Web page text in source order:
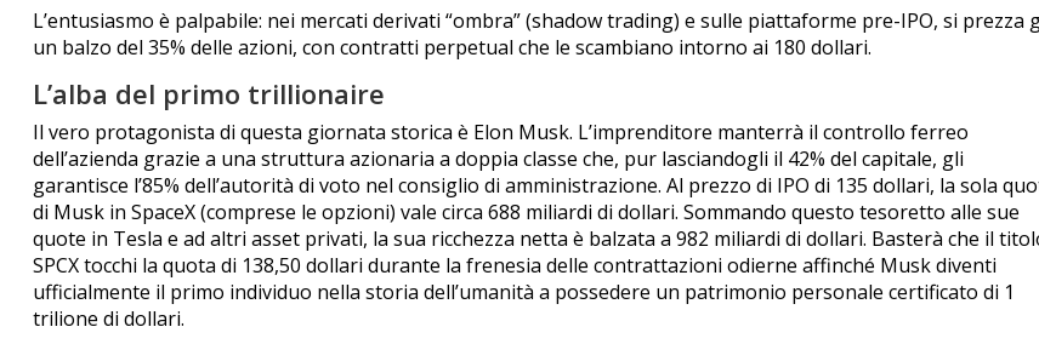
L’entusiasmo è palpabile: nei mercati derivati “ombra” (shadow trading) e sulle piattaforme pre-IPO, si prezza
un balzo del 35% delle azioni, con contratti perpetual che le scambiano intorno ai 180 dollari.
L’alba del primo trillionaire
Il vero protagonista di questa giornata storica è Elon Musk. L’imprenditore manterrà il controllo ferreo
dell’azienda grazie a una struttura azionaria a doppia classe che, pur lasciandogli il 42% del capitale, gli
garantisce l’85% dell’autorità di voto nel consiglio di amministrazione. Al prezzo di IPO di 135 dollari, la sola
di Musk in SpaceX (comprese le opzioni) vale circa 688 miliardi di dollari. Sommando questo tesoretto alle sue
quote in Tesla e ad altri asset privati, la sua ricchezza netta è balzata a 982 miliardi di dollari. Basterà che il
SPCX tocchi la quota di 138,50 dollari durante la frenesia delle contrattazioni odierne affinché Musk diventi
ufficialmente il primo individuo nella storia dell’umanità a possedere un patrimonio personale certificato di 1
trilione di dollari.